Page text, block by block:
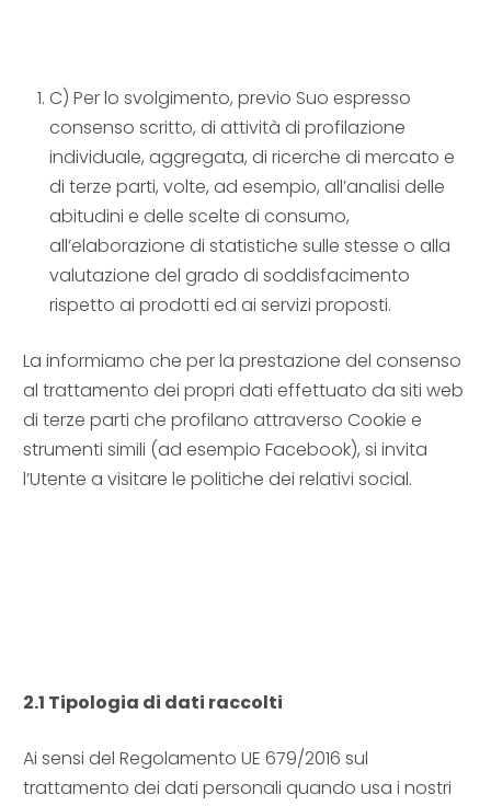
C) Per lo svolgimento, previo Suo espresso
consenso scritto, di attività di profilazione
individuale, aggregata, di ricerche di mercato e
di terze parti, volte, ad esempio, all’analisi delle
abitudini e delle scelte di consumo,
all’elaborazione di statistiche sulle stesse o alla
valutazione del grado di soddisfacimento
rispetto ai prodotti ed ai servizi proposti.
La informiamo che per la prestazione del consenso
al trattamento dei propri dati effettuato da siti web
di terze parti che profilano attraverso Cookie e
strumenti simili (ad esempio Facebook), si invita
l’Utente a visitare le politiche dei relativi social.
2.1 Tipologia di dati raccolti
Ai sensi del Regolamento UE 679/2016 sul
trattamento dei dati personali quando usa i nostri